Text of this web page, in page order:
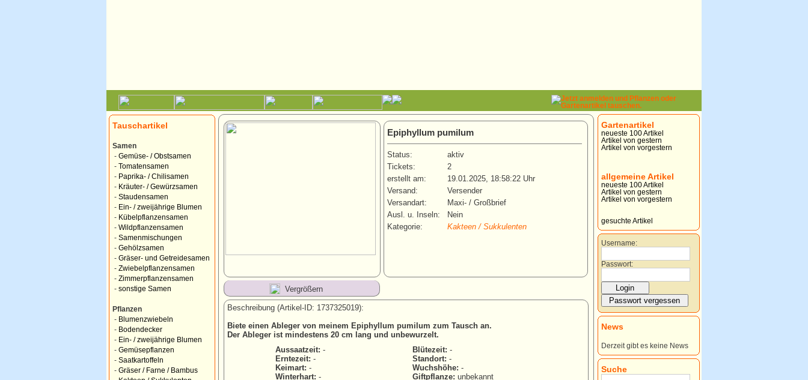
Tauschartikel
Samen
- Gemüse- / Obstsamen
- Tomatensamen
- Paprika- / Chilisamen
- Kräuter- / Gewürzsamen
- Staudensamen
- Ein- / zweijährige Blumen
- Kübelpflanzensamen
- Wildpflanzensamen
- Samenmischungen
- Gehölzsamen
- Gräser- und Getreidesamen
- Zwiebelpflanzensamen
- Zimmerpflanzensamen
- sonstige Samen
Pflanzen
- Blumenzwiebeln
- Bodendecker
- Ein- / zweijährige Blumen
- Gemüsepflanzen
- Saatkartoffeln
- Gräser / Farne / Bambus
Epiphyllum pumilum
Status:
aktiv
Tickets:
2
erstellt am:
19.01.2025, 18:58:22 Uhr
Versand:
Versender
Versandart:
Maxi- / Großbrief
Ausl. u. Inseln:
Nein
Kategorie:
Kakteen / Sukkulenten
Vergrößern
Beschreibung (Artikel-ID: 1737325019):
Biete einen Ableger von meinem Epiphyllum pumilum zum Tausch an.
Der Ableger ist mindestens 20 cm lang und unbewurzelt.
Aussaatzeit: - Blütezeit: -
Erntezeit: - Standort: -
Keimart: - Wuchshöhe: -
Winterhart: - Giftpflanze: unbekannt
Gartenartikel
neueste 100 Artikel
Artikel von gestern
Artikel von vorgestern
allgemeine Artikel
neueste 100 Artikel
Artikel von gestern
Artikel von vorgestern
gesuchte Artikel
Username:
Passwort:
News
Derzeit gibt es keine News
Suche